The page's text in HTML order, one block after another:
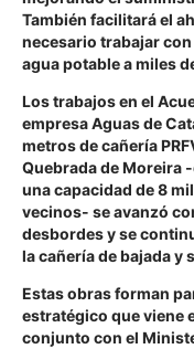
También facilitará el
necesario trabajar
agua potable a miles
Los trabajos en el
empresa Aguas de
metros de cañería
Quebrada de Moreira
una capacidad de 8
vecinos- se avanzó
desbordes y se
la cañería de bajada y
Estas obras forman
estratégico que viene
conjunto con el